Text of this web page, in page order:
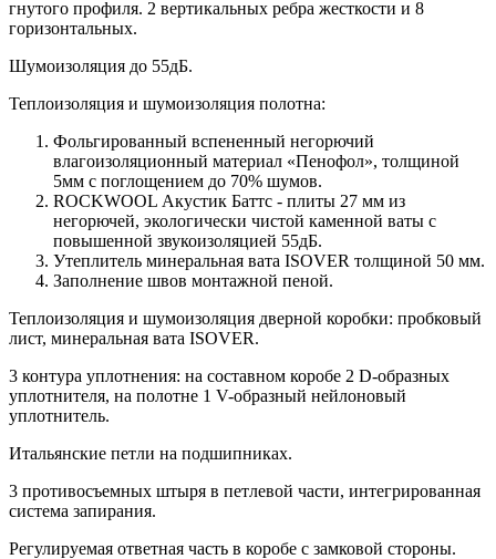
гнутого профиля. 2 вертикальных ребра жесткости и 8
горизонтальных.
Шумоизоляция до 55дБ.
Теплоизоляция и шумоизоляция полотна:
Фольгированный вспененный негорючий
влагоизоляционный материал «Пенофол», толщиной
5мм с поглощением до 70% шумов.
ROCKWOOL Акустик Баттс - плиты 27 мм из
негорючей, экологически чистой каменной ваты с
повышенной звукоизоляцией 55дБ.
Утеплитель минеральная вата ISOVER толщиной 50 мм.
Заполнение швов монтажной пеной.
Теплоизоляция и шумоизоляция дверной коробки: пробковый
лист, минеральная вата ISOVER.
3 контура уплотнения: на составном коробе 2 D-образных
уплотнителя, на полотне 1 V-образный нейлоновый
уплотнитель.
Итальянские петли на подшипниках.
3 противосъемных штыря в петлевой части, интегрированная
система запирания.
Регулируемая ответная часть в коробе с замковой стороны.